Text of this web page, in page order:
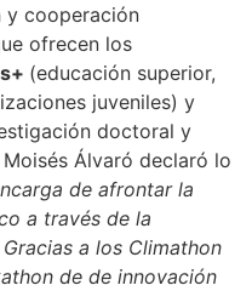
y cooperación
ofrecen los
(educación superior,
juveniles) y
doctoral y
Álvaró declaró lo
de afrontar la
a través de la
a los Climathon
de de innovación